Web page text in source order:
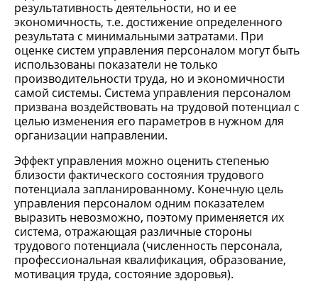
результативность деятельности, но и ее
экономичность, т.е. достижение определенного
результата с минимальными затратами. При
оценке систем управления персоналом могут быть
использованы показатели не только
производительности труда, но и экономичности
самой системы. Система управления персоналом
призвана воздействовать на трудовой потенциал с
целью изменения его параметров в нужном для
организации направлении.
Эффект управления можно оценить степенью
близости фактического состояния трудового
потенциала запланированному. Конечную цель
управления персоналом одним показателем
выразить невозможно, поэтому применяется их
система, отражающая различные стороны
трудового потенциала (численность персонала,
профессиональная квалификация, образование,
мотивация труда, состояние здоровья).